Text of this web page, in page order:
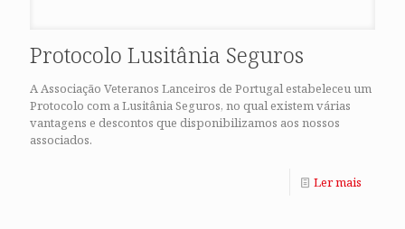
Protocolo Lusitânia Seguros
A Associação Veteranos Lanceiros de Portugal estabeleceu um
Protocolo com a Lusitânia Seguros, no qual existem várias
vantagens e descontos que disponibilizamos aos nossos
associados.
Ler mais